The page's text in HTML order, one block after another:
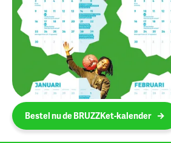
Bestel nu de BRUZZKet-kalender